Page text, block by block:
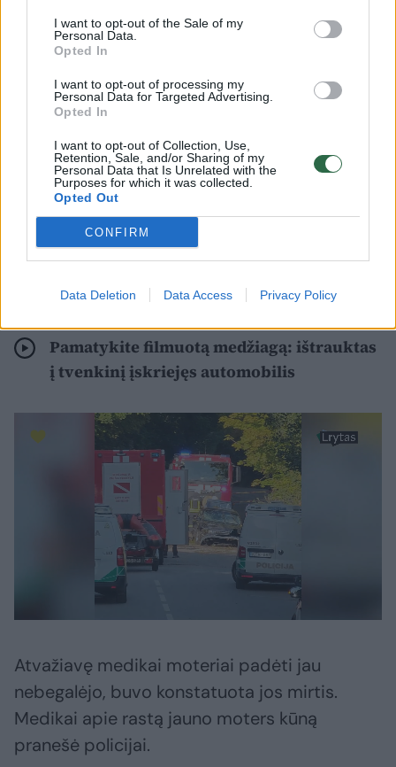
I want to opt-out of the Sale of my
Personal Data.
Opted In
I want to opt-out of processing my
Personal Data for Targeted Advertising.
Opted In
I want to opt-out of Collection, Use,
Retention, Sale, and/or Sharing of my
Personal Data that Is Unrelated with the
Purposes for which it was collected.
Opted Out
CONFIRM
Data Deletion Data Access Privacy Policy
tapatybės apie 25 m. amžiaus mirusios
moters kūnas be išorinių smurto požymių.
Lrytasžiniomis, kūnas rastas
automobilio „Alfa Romeo“ priekinėje
sėdynėje. Automobilyje nejudančią moterį
pastebėjo praeiviai.
Žmonės kilo įtarimas, kad jaunai moteriai
kažkas negerai, todėl jie iškvietė greitosios
pagalbos medikus.
Pamatykite filmuotą medžiagą: ištrauktas
į tvenkinį įskriejęs automobilis
Atvažiavę medikai moteriai padėti jau
nebegalėjo, buvo konstatuota jos mirtis.
Medikai apie rastą jauno moters kūną
pranešė policijai.